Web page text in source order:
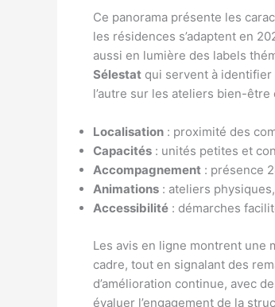
Ce panorama présente les
les résidences s’adaptent en
aussi en lumière des labels
Sélestat qui servent à identifier
l’autre sur les ateliers bien-être
Localisation : proximité des
Capacités : unités petites et
Accompagnement : présence
Animations : ateliers
Accessibilité : démarches
Les avis en ligne montrent une
cadre, tout en signalant des
d’amélioration continue, avec
évaluer l’engagement de la